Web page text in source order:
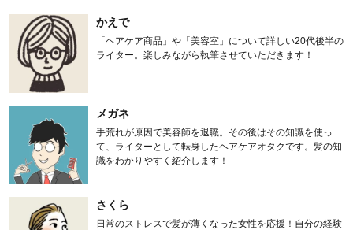
かえで
「ヘアケア商品」や「美容室」について詳しい20代後半の
ライター。楽しみながら執筆させていただきます！
メガネ
手荒れが原因で美容師を退職。その後はその知識を使っ
て、ライターとして転身したヘアケアオタクです。髪の知
識をわかりやすく紹介します！
さくら
日常のストレスで髪が薄くなった女性を応援！自分の経験